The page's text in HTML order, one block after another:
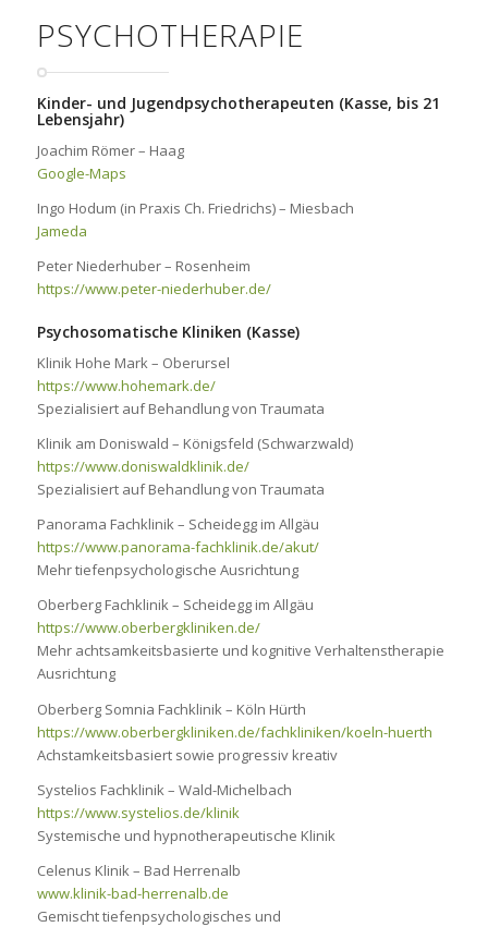
PSYCHOTHERAPIE
Kinder- und Jugendpsychotherapeuten (Kasse, bis 21
Lebensjahr)
Joachim Römer – Haag
Google-Maps
Ingo Hodum (in Praxis Ch. Friedrichs) – Miesbach
Jameda
Peter Niederhuber – Rosenheim
https://www.peter-niederhuber.de/
Psychosomatische Kliniken (Kasse)
Klinik Hohe Mark – Oberursel
https://www.hohemark.de/
Spezialisiert auf Behandlung von Traumata
Klinik am Doniswald – Königsfeld (Schwarzwald)
https://www.doniswaldklinik.de/
Spezialisiert auf Behandlung von Traumata
Panorama Fachklinik – Scheidegg im Allgäu
https://www.panorama-fachklinik.de/akut/
Mehr tiefenpsychologische Ausrichtung
Oberberg Fachklinik – Scheidegg im Allgäu
https://www.oberbergkliniken.de/
Mehr achtsamkeitsbasierte und kognitive Verhaltenstherapie
Ausrichtung
Oberberg Somnia Fachklinik – Köln Hürth
https://www.oberbergkliniken.de/fachkliniken/koeln-huerth
Achstamkeitsbasiert sowie progressiv kreativ
Systelios Fachklinik – Wald-Michelbach
https://www.systelios.de/klinik
Systemische und hypnotherapeutische Klinik
Celenus Klinik – Bad Herrenalb
www.klinik-bad-herrenalb.de
Gemischt tiefenpsychologisches und